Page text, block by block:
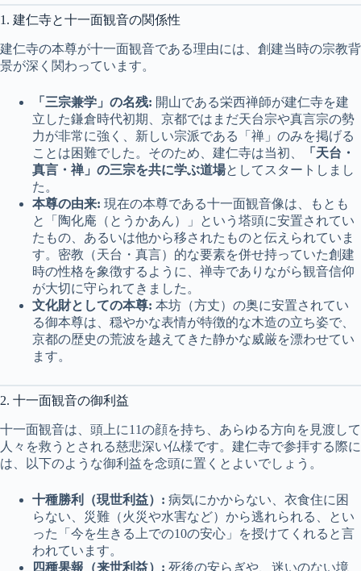
1. 建仁寺と十一面観音の関係性
建仁寺の本尊が十一面観音である理由には、創建当時の宗教背
景が深く関わっています。
「三宗兼学」の名残: 開山である栄西禅師が建仁寺を建
立した鎌倉時代初期、京都ではまだ天台宗や真言宗の勢
力が非常に強く、新しい宗派である「禅」のみを掲げる
ことは困難でした。そのため、建仁寺は当初、
「天台・
真言・禅」の三宗を共に学ぶ道場としてスタートしまし
た。
本尊の由来: 現在の本尊である十一面観音像は、もとも
と「陶化庵（とうかあん）」という塔頭に安置されてい
たもの、あるいは他から移されたものと伝えられていま
す。密教（天台・真言）的な要素を併せ持っていた創建
時の性格を象徴するように、禅寺でありながら観音信仰
が大切に守られてきました。
文化財としての本尊: 本坊（方丈）の奥に安置されてい
る御本尊は、穏やかな表情が特徴的な木造の立ち姿で、
京都の歴史の荒波を越えてきた静かな威厳を漂わせてい
ます。
2. 十一面観音の御利益
十一面観音は、頭上に11の顔を持ち、あらゆる方向を見渡して
人々を救うとされる慈悲深い仏様です。建仁寺で参拝する際に
は、以下のような御利益を念頭に置くとよいでしょう。
十種勝利（現世利益）: 病気にかからない、衣食住に困
らない、災難（火災や水害など）から逃れられる、とい
った「今を生きる上での10の安心」を授けてくれると言
われています。
四種果報（来世利益）: 死後の安らぎや、迷いのない境